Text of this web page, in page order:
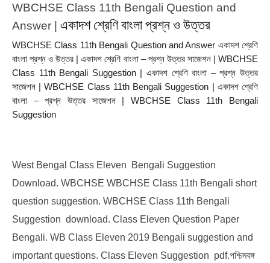
WBCHSE Class 11th Bengali Question and
Answer | একাদশ শ্রেণি বাংলা প্রশ্ন ও উত্তর
WBCHSE Class 11th Bengali Question and Answer একাদশ শ্রেণি
বাংলা প্রশ্ন ও উত্তর | একাদশ শ্রেণি বাংলা – প্রশ্ন উত্তর সাজেশন | WBCHSE
Class 11th Bengali Suggestion | একাদশ শ্রেণি বাংলা – প্রশ্ন উত্তর
সাজেশন | WBCHSE Class 11th Bengali Suggestion | একাদশ শ্রেণি
বাংলা – প্রশ্ন উত্তর সাজেশন | WBCHSE Class 11th Bengali
Suggestion
West Bengal Class Eleven  Bengali Suggestion
Download. WBCHSE WBCHSE Class 11th Bengali short
question suggestion. WBCHSE Class 11th Bengali
Suggestion  download. Class Eleven Question Paper
Bengali. WB Class Eleven 2019 Bengali suggestion and
important questions. Class Eleven Suggestion  pdf.পশ্চিমবঙ্গ